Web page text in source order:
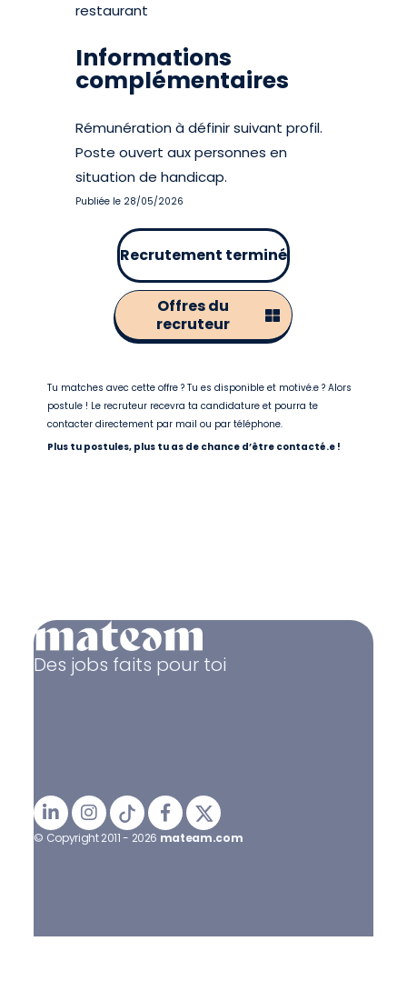
restaurant
Informations
complémentaires
Rémunération à définir suivant profil.
Poste ouvert aux personnes en
situation de handicap.
Publiée le 28/05/2026
Recrutement terminé
Offres du
recruteur
Tu matches avec cette offre ? Tu es disponible et motivé.e ? Alors
postule ! Le recruteur recevra ta candidature et pourra te
contacter directement par mail ou par téléphone.
Plus tu postules, plus tu as de chance d’être contacté.e !
Des jobs faits pour toi
© Copyright 2011 - 2026 mateam.com